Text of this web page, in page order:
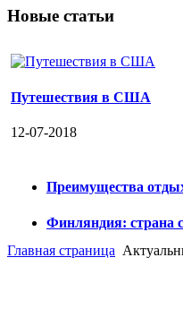
Новые статьи
Путешествия в США
12-07-2018
Преимущества
Финляндия: страна
Главная страница